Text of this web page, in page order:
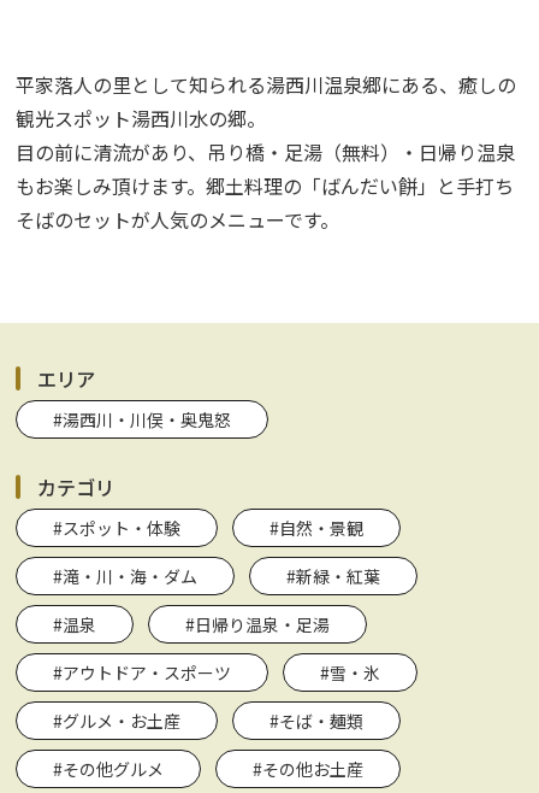
平家落人の里として知られる湯西川温泉郷にある、癒しの
観光スポット湯西川水の郷。
目の前に清流があり、吊り橋・足湯（無料）・日帰り温泉
もお楽しみ頂けます。郷土料理の「ばんだい餅」と手打ち
そばのセットが人気のメニューです。
エリア
#湯西川・川俣・奥鬼怒
カテゴリ
#スポット・体験
#自然・景観
#滝・川・海・ダム
#新緑・紅葉
#温泉
#日帰り温泉・足湯
#アウトドア・スポーツ
#雪・氷
#グルメ・お土産
#そば・麺類
#その他グルメ
#その他お土産